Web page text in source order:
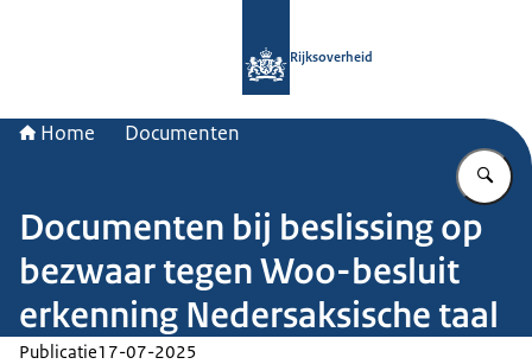
Rijksoverheid
Home Documenten
Documenten bij beslissing op
bezwaar tegen Woo-besluit
erkenning Nedersaksische taal
Publicatie17-07-2025